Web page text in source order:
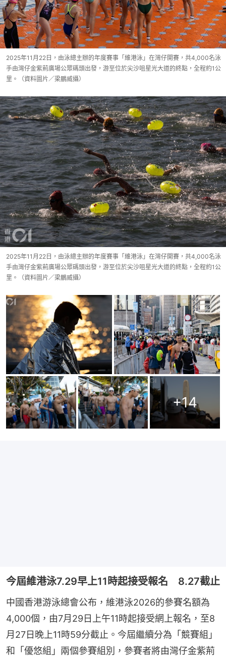
2025年11月22日，由泳總主辦的年度賽事「維港泳」在灣仔開賽，共4,000名泳
手由灣仔金紫荊廣場公眾碼頭出發，游至位於尖沙咀星光大道的終點，全程約1公
里。（資料圖片／梁鵬威攝）
2025年11月22日，由泳總主辦的年度賽事「維港泳」在灣仔開賽，共4,000名泳
手由灣仔金紫荊廣場公眾碼頭出發，游至位於尖沙咀星光大道的終點，全程約1公
里。（資料圖片／梁鵬威攝）
+14
今屆維港泳7.29早上11時起接受報名 8.27截止
中國香港游泳總會公布，維港泳2026的參賽名額為
4,000個，由7月29日上午11時起接受網上報名，至8
月27日晚上11時59分截止。今屆繼續分為「競賽組」
和「優悠組」兩個參賽組別，參賽者將由灣仔金紫荊